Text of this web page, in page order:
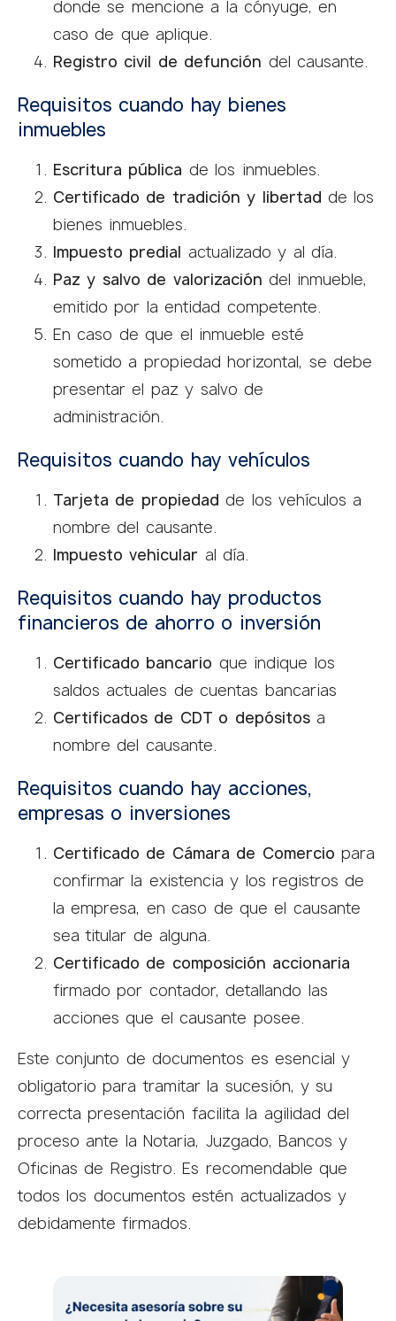
donde se mencione a la cónyuge, en
caso de que aplique.
Registro civil de defunción del causante.
Requisitos cuando hay bienes
inmuebles
Escritura pública de los inmuebles.
Certificado de tradición y libertad de los
bienes inmuebles.
Impuesto predial actualizado y al día.
Paz y salvo de valorización del inmueble,
emitido por la entidad competente.
En caso de que el inmueble esté
sometido a propiedad horizontal, se debe
presentar el paz y salvo de
administración.
Requisitos cuando hay vehículos
Tarjeta de propiedad de los vehículos a
nombre del causante.
Impuesto vehicular al día.
Requisitos cuando hay productos
financieros de ahorro o inversión
Certificado bancario que indique los
saldos actuales de cuentas bancarias
Certificados de CDT o depósitosa
nombre del causante.
Requisitos cuando hay acciones,
empresas o inversiones
Certificado de Cámara de Comercio para
confirmar la existencia y los registros de
la empresa, en caso de que el causante
sea titular de alguna.
Certificado de composición accionaria
firmado por contador, detallando las
acciones que el causante posee.
Este conjunto de documentos es esencial y
obligatorio para tramitar la sucesión, y su
correcta presentación facilita la agilidad del
proceso ante la Notaria, Juzgado, Bancos y
Oficinas de Registro. Es recomendable que
todos los documentos estén actualizados y
debidamente firmados.